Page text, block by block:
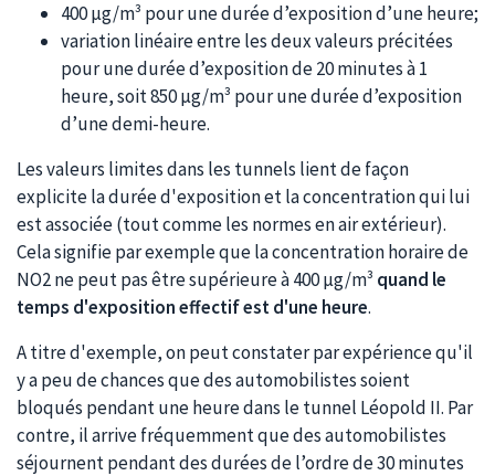
400 µg/m³ pour une durée d’exposition d’une heure;
variation linéaire entre les deux valeurs précitées
pour une durée d’exposition de 20 minutes à 1
heure, soit 850 µg/m³ pour une durée d’exposition
d’une demi-heure.
Les valeurs limites dans les tunnels lient de façon
explicite la durée d'exposition et la concentration qui lui
est associée (tout comme les normes en air extérieur).
Cela signifie par exemple que la concentration horaire de
NO2 ne peut pas être supérieure à 400 µg/m³ quand le
temps d'exposition effectif est d'une heure.
A titre d'exemple, on peut constater par expérience qu'il
y a peu de chances que des automobilistes soient
bloqués pendant une heure dans le tunnel Léopold II. Par
contre, il arrive fréquemment que des automobilistes
séjournent pendant des durées de l’ordre de 30 minutes